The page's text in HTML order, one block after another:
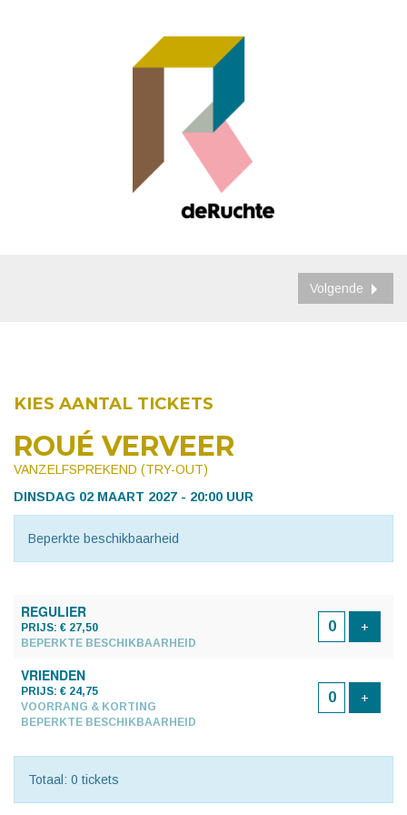
Volgende
KIES AANTAL TICKETS
ROUÉ VERVEER
VANZELFSPREKEND (TRY-OUT)
DINSDAG 02 MAART 2027 - 20:00 UUR
Beperkte beschikbaarheid
REGULIER
PRIJS: € 27,50
BEPERKTE BESCHIKBAARHEID
+
VRIENDEN
PRIJS: € 24,75
VOORRANG & KORTING
BEPERKTE BESCHIKBAARHEID
+
Totaal: 0 tickets